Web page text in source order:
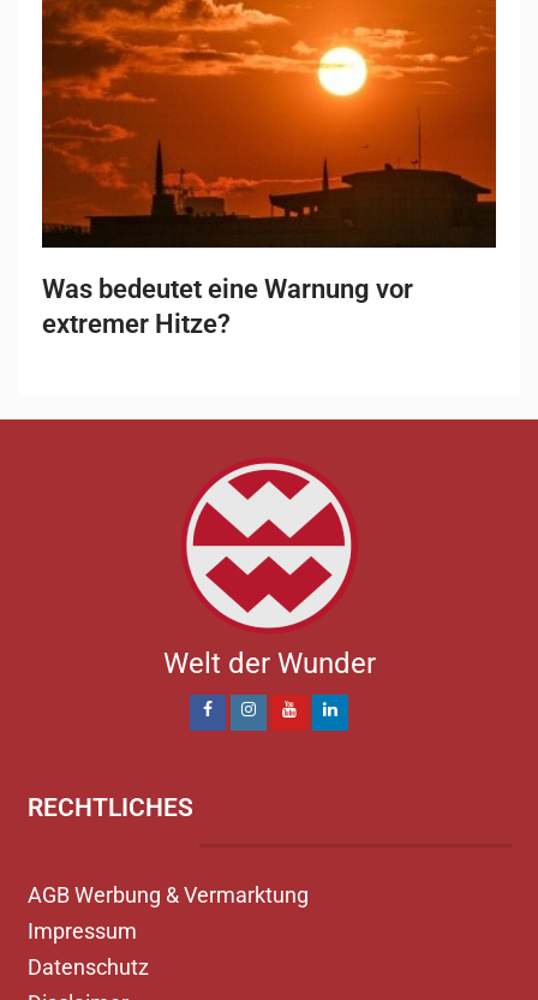
Was bedeutet eine Warnung vor
extremer Hitze?
Welt der Wunder
RECHTLICHES
AGB Werbung & Vermarktung
Impressum
Datenschutz